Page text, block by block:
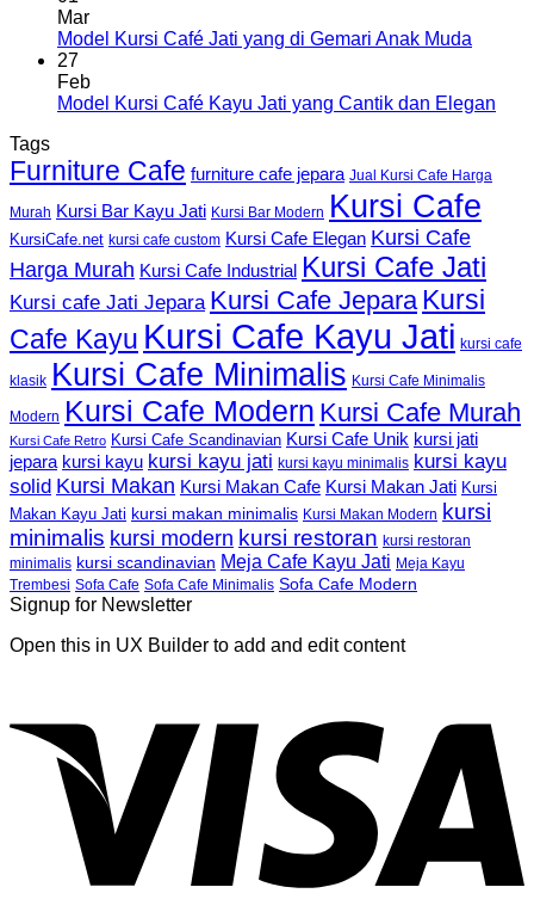
Mar
Model Kursi Café Jati yang di Gemari Anak Muda
27
Feb
Model Kursi Café Kayu Jati yang Cantik dan Elegan
Tags
Furniture Cafe furniture cafe jepara Jual Kursi Cafe Harga
Murah Kursi Bar Kayu Jati Kursi Bar Modern Kursi Cafe
KursiCafe.net kursi cafe custom Kursi Cafe Elegan Kursi Cafe
Harga Murah Kursi Cafe Industrial Kursi Cafe Jati
Kursi cafe Jati Jepara Kursi Cafe Jepara Kursi
Cafe Kayu Kursi Cafe Kayu Jati kursi cafe
klasik Kursi Cafe Minimalis Kursi Cafe Minimalis
Modern Kursi Cafe Modern Kursi Cafe Murah
Kursi Cafe Retro Kursi Cafe Scandinavian Kursi Cafe Unik kursi jati
jepara kursi kayu kursi kayu jati kursi kayu minimalis kursi kayu
solid Kursi Makan Kursi Makan Cafe Kursi Makan Jati Kursi
Makan Kayu Jati kursi makan minimalis Kursi Makan Modern
kursi
minimalis kursi modern kursi restoran kursi restoran
minimalis kursi scandinavian Meja Cafe Kayu Jati Meja Kayu
Trembesi Sofa Cafe Sofa Cafe Minimalis Sofa Cafe Modern
Signup for Newsletter
Open this in UX Builder to add and edit content